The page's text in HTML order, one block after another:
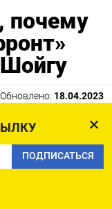
ПОДПИСАТЬСЯ
почему
Обновлено: 18.04.2023